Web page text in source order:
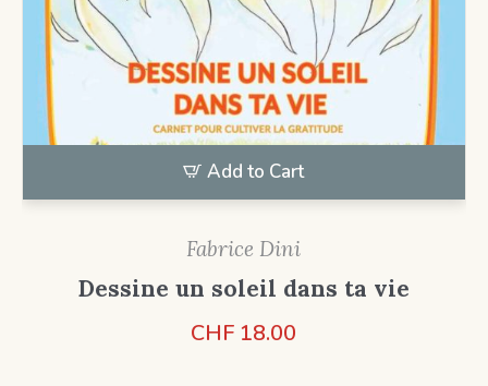
Add to Cart
Fabrice Dini
Dessine un soleil dans ta vie
CHF 18.00